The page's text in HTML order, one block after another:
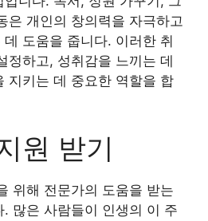
은 개인의 창의력을 자극하고
도움을 줍니다. 이러한 취
정하고, 성취감을 느끼는 데
지키는 데 중요한 역할을 합
원 받기
위해 전문가의 도움을 받는
많은 사람들이 인생의 이 주